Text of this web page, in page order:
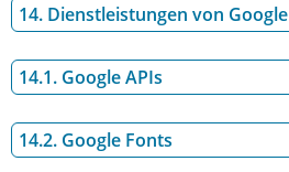
14. Dienstleistungen von Google
14.1. Google APIs
14.2. Google Fonts